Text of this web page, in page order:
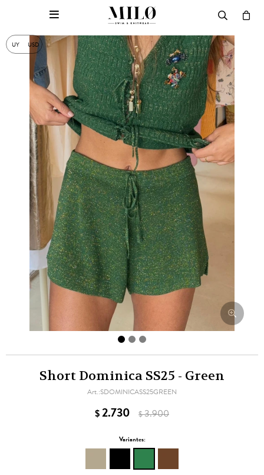
UY USD

Short Dominica SS25 - Green
SDOMINICASS25GREEN
$2.730 $3.900
Variantes: